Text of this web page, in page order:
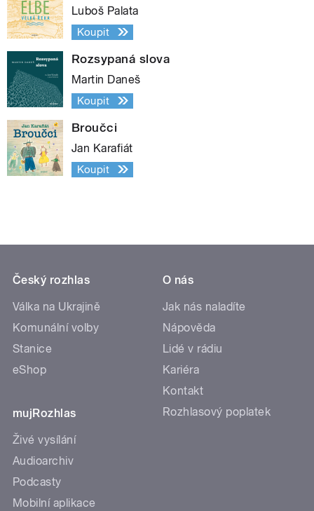
Luboš Palata
Koupit
Rozsypaná slova
Martin Daneš
Koupit
Broučci
Jan Karafiát
Koupit
Český rozhlas
Válka na Ukrajině
Komunální volby
Stanice
eShop
mujRozhlas
Živé vysílání
Audioarchiv
Podcasty
Mobilní aplikace
O nás
Jak nás naladíte
Nápověda
Lidé v rádiu
Kariéra
Kontakt
Rozhlasový poplatek